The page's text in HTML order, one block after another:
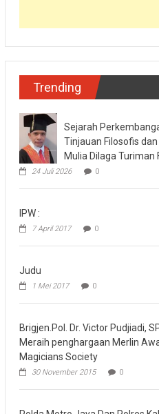
Trending
Sejarah
Tinjauan Filosofis
Mulia Dilaga
24 Juli 2026 0
IPW :
7 April 2017 0
Judu
1 Mei 2017 0
Brigjen.Pol. Dr. Victor Pudjiadi,
Meraih penghargaan Merlin
Magicians Society
30 November 2015 0